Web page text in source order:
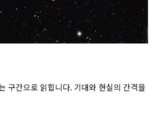
구간으로 읽힙니다. 기대와 현실의 간격을